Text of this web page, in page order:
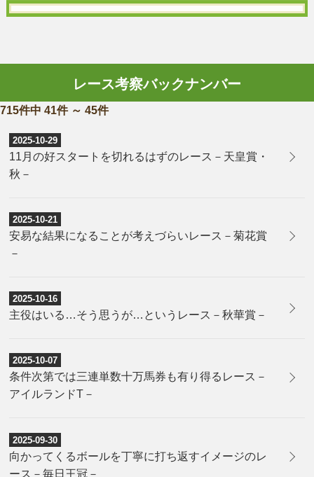
レース考察バックナンバー
715件中 41件 ～ 45件
2025-10-29
11月の好スタートを切れるはずのレース－天皇賞・
秋－
2025-10-21
安易な結果になることが考えづらいレース－菊花賞
－
2025-10-16
主役はいる…そう思うが…というレース－秋華賞－
2025-10-07
条件次第では三連単数十万馬券も有り得るレース－
アイルランドT－
2025-09-30
向かってくるボールを丁寧に打ち返すイメージのレ
ース－毎日王冠－